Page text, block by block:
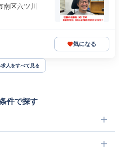
区六ツ川
気になる
人をすべて見る
件で探す